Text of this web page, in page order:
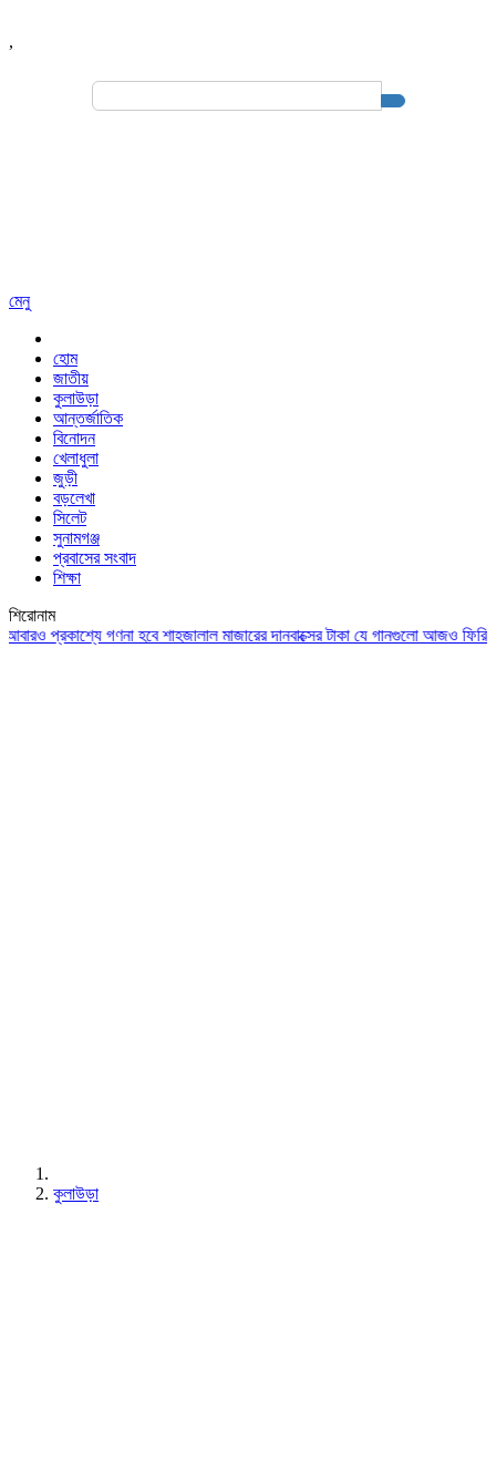
,
Search
মেনু
হোম
জাতীয়
কুলাউড়া
আন্তর্জাতিক
বিনোদন
খেলাধুলা
জুড়ী
বড়লেখা
সিলেট
সুনামগঞ্জ
প্রবাসের সংবাদ
শিক্ষা
শিরোনাম
প্রকাশ্যে গণনা হবে শাহজালাল মাজারের দানবাক্সের টাকাযে গানগুলো আজও ফিরিয়ে নেয়
কুলাউড়া